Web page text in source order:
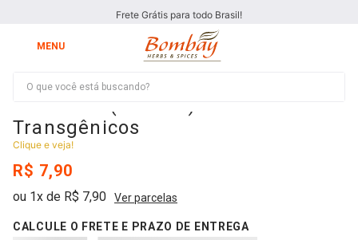
Frete Grátis para todo Brasil!
Transgênicos
Clique e veja!
R$ 7,90
ou 1x de R$ 7,90 Ver parcelas